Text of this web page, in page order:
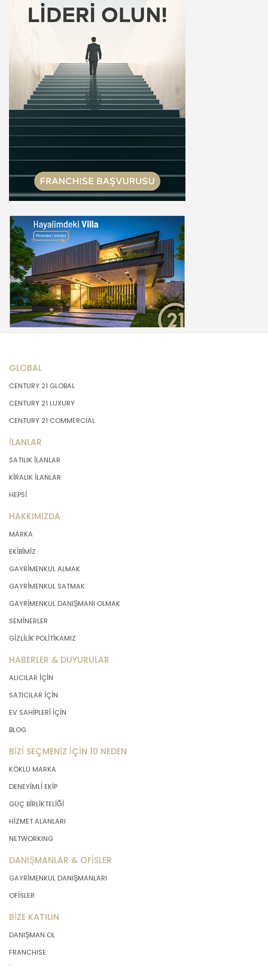
GLOBAL
CENTURY 21 GLOBAL
CENTURY 21 LUXURY
CENTURY 21 COMMERCIAL
İLANLAR
SATILIK İLANLAR
KİRALIK İLANLAR
HEPSİ
HAKKIMIZDA
MARKA
EKİBİMİZ
GAYRİMENKUL ALMAK
GAYRİMENKUL SATMAK
GAYRİMENKUL DANIŞMANI OLMAK
SEMİNERLER
GİZLİLİK POLİTİKAMIZ
HABERLER & DUYURULAR
ALICILAR İÇİN
SATICILAR İÇİN
EV SAHİPLERİ İÇİN
BLOG
BİZİ SEÇMENİZ İÇİN 10 NEDEN
KÖKLÜ MARKA
DENEYİMLİ EKİP
GÜÇ BİRLİKTELİĞİ
HİZMET ALANLARI
NETWORKING
DANIŞMANLAR & OFİSLER
GAYRİMENKUL DANIŞMANLARI
OFİSLER
BİZE KATILIN
DANIŞMAN OL
FRANCHISE